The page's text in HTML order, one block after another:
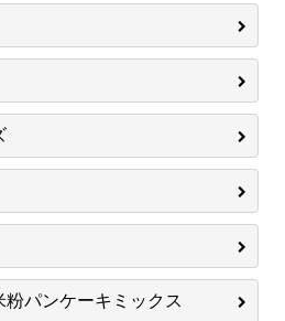
粉パンケーキミックス